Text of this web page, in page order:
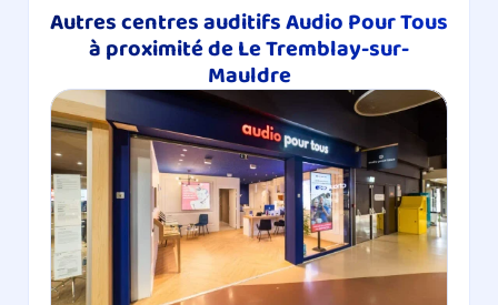
Autres centres auditifs Audio Pour Tous
à proximité de Le Tremblay-sur-
Mauldre